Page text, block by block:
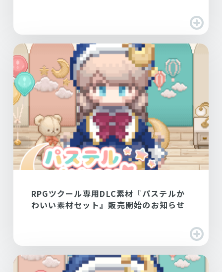
RPGツクール専用DLC素材『パステルか
わいい素材セット』販売開始のお知らせ